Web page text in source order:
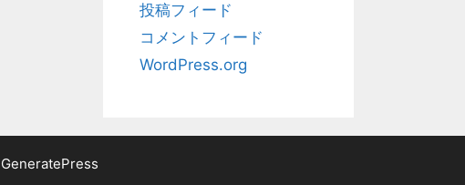
投稿フィード
コメントフィード
WordPress.org
GeneratePress